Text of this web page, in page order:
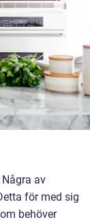
av
för med sig
behöver